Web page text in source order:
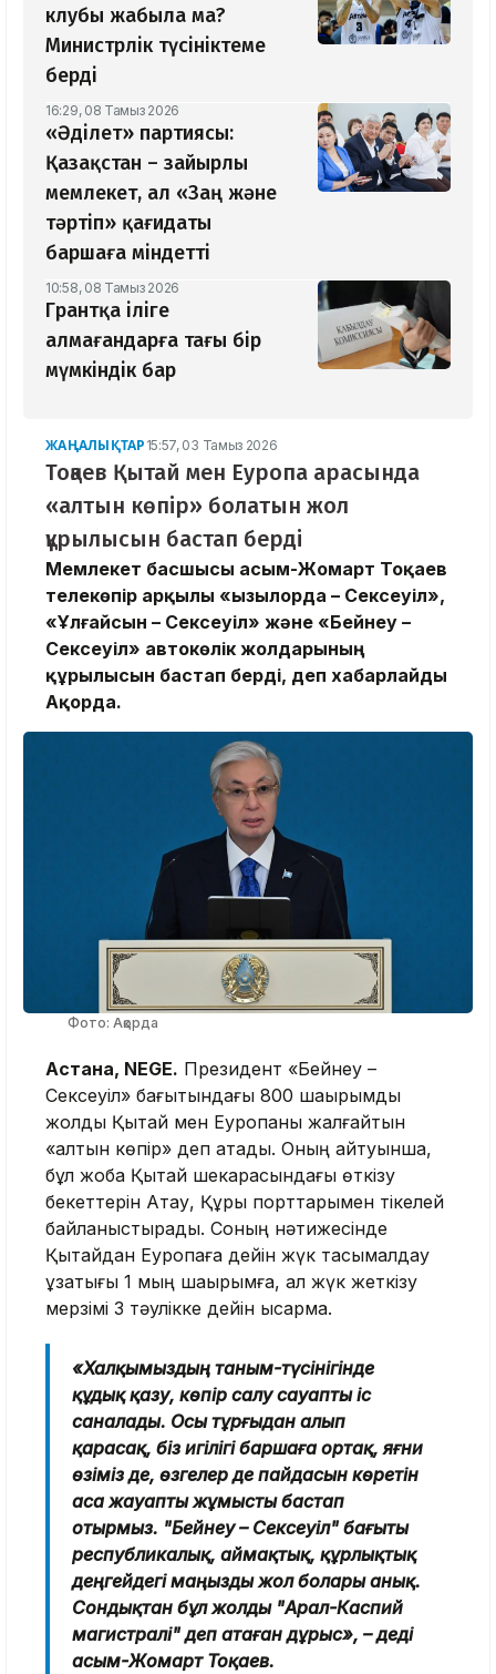
клубы жабыла ма?
Министрлік түсініктеме
берді
16:29, 08 Тамыз 2026
«Әділет» партиясы:
Қазақстан – зайырлы
мемлекет, ал «Заң және
тәртіп» қағидаты
баршаға міндетті
10:58, 08 Тамыз 2026
Грантқа іліге
алмағандарға тағы бір
мүмкіндік бар
ЖАҢАЛЫҚТАР 15:57, 03 Тамыз 2026
Тоқаев Қытай мен Еуропа арасында
«алтын көпір» болатын жол
құрылысын бастап берді
Мемлекет басшысы Қасым-Жомарт Тоқаев
телекөпір арқылы «Қызылорда – Сексеуіл»,
«Ұлғайсын – Сексеуіл» және «Бейнеу –
Сексеуіл» автокөлік жолдарының
құрылысын бастап берді, деп хабарлайды
Ақорда.
Фото: Ақорда
Астана, NEGE. Президент «Бейнеу –
Сексеуіл» бағытындағы 800 шақырымдық
жолды Қытай мен Еуропаны жалғайтын
«алтын көпір» деп атады. Оның айтуынша,
бұл жоба Қытай шекарасындағы өткізу
бекеттерін Ақтау, Құрық порттарымен тікелей
байланыстырады. Соның нәтижесінде
Қытайдан Еуропаға дейін жүк тасымалдау
ұзақтығы 1 мың шақырымға, ал жүк жеткізу
мерзімі 3 тәулікке дейін қысқармақ.
«Халқымыздың таным-түсінігінде
құдық қазу, көпір салу сауапты іс
саналады. Осы тұрғыдан алып
қарасақ, біз игілігі баршаға ортақ, яғни
өзіміз де, өзгелер де пайдасын көретін
аса жауапты жұмысты бастап
отырмыз. "Бейнеу – Сексеуіл" бағыты
республикалық, аймақтық, құрлықтық
деңгейдегі маңызды жол болары анық.
Сондықтан бұл жолды "Арал-Каспий
магистралі" деп атаған дұрыс», – деді
Қасым-Жомарт Тоқаев.